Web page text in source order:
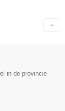
in de provincie